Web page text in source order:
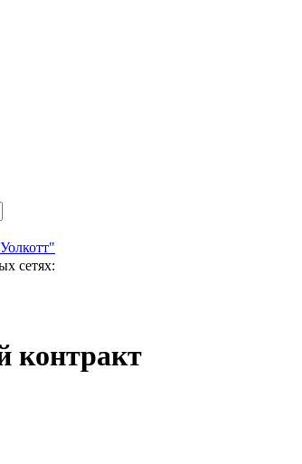
сетях:
контракт